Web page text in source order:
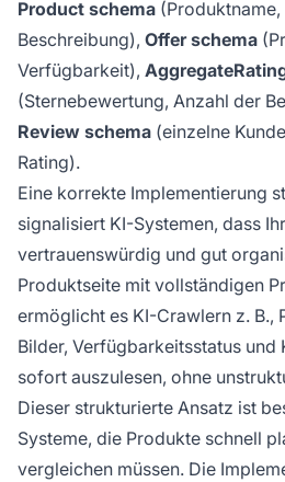
Product schema (Produktname,
Beschreibung), Offer schema
Verfügbarkeit),
(Sternebewertung, Anzahl der
Review schema (einzelne
Rating).
Eine korrekte Implementierung
signalisiert KI-Systemen, dass
vertrauenswürdig und gut
Produktseite mit vollständigen
ermöglicht es KI-Crawlern z. B.,
Bilder, Verfügbarkeitsstatus und
sofort auszulesen, ohne
Dieser strukturierte Ansatz ist
Systeme, die Produkte schnell
vergleichen müssen. Die